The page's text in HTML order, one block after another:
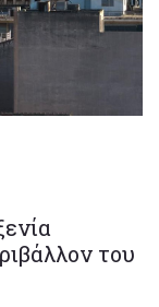
του